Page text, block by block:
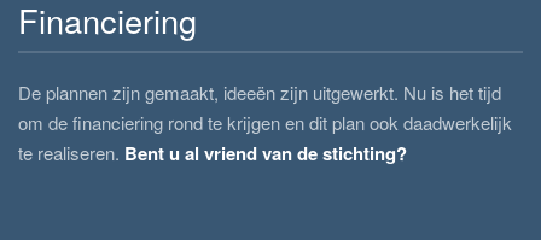
Financiering
De plannen zijn gemaakt, ideeën zijn uitgewerkt. Nu is het tijd
om de financiering rond te krijgen en dit plan ook daadwerkelijk
te realiseren. Bent u al vriend van de stichting?